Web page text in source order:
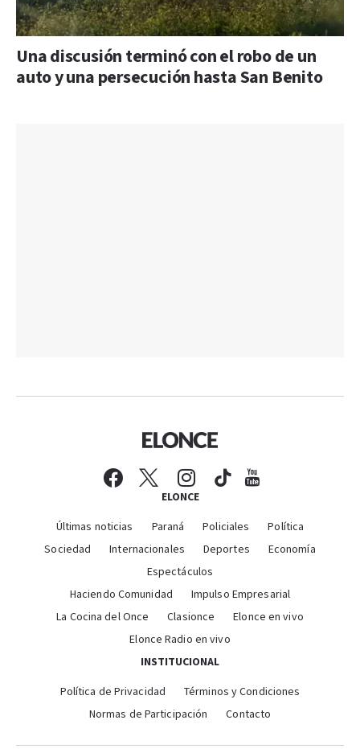
Una discusión terminó con el robo de un
auto y una persecución hasta San Benito
ELONCE
Últimas noticias Paraná Policiales
Política
Sociedad
Internacionales Deportes
Economía
Espectáculos
Haciendo Comunidad
Impulso Empresarial
La Cocina del Once
Clasionce
Elonce en vivo
Elonce Radio en vivo
INSTITUCIONAL
Política de Privacidad
Términos y Condiciones
Normas de Participación
Contacto